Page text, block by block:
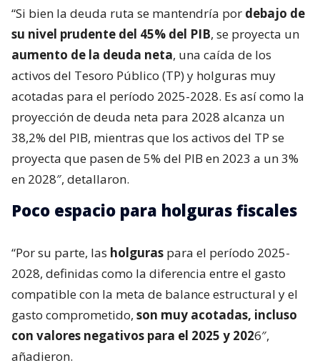
“Si bien la deuda ruta se mantendría por debajo de
su nivel prudente del 45% del PIB, se proyecta un
aumento de la deuda neta, una caída de los
activos del Tesoro Público (TP) y holguras muy
acotadas para el período 2025-2028. Es así como la
proyección de deuda neta para 2028 alcanza un
38,2% del PIB, mientras que los activos del TP se
proyecta que pasen de 5% del PIB en 2023 a un 3%
en 2028″, detallaron.
Poco espacio para holguras fiscales
“Por su parte, las holguras para el período 2025-
2028, definidas como la diferencia entre el gasto
compatible con la meta de balance estructural y el
gasto comprometido, son muy acotadas, incluso
con valores negativos para el 2025 y 2026″,
añadieron.